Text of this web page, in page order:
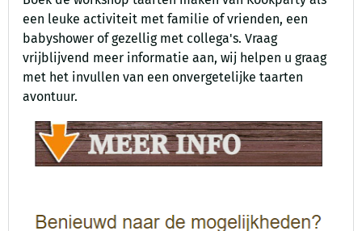
een leuke activiteit met familie of vrienden, een
babyshower of gezellig met collega's. Vraag
vrijblijvend meer informatie aan, wij helpen u graag
met het invullen van een onvergetelijke taarten
avontuur.